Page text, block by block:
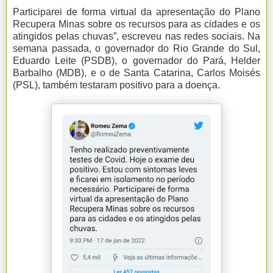
Participarei de forma virtual da apresentação do Plano
Recupera Minas sobre os recursos para as cidades e os
atingidos pelas chuvas”, escreveu nas redes sociais. Na
semana passada, o governador do Rio Grande do Sul,
Eduardo Leite (PSDB), o governador do Pará, Helder
Barbalho (MDB), e o de Santa Catarina, Carlos Moisés
(PSL), também testaram positivo para a doença.